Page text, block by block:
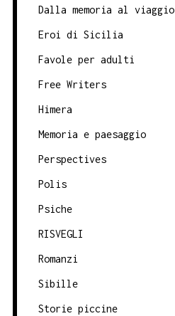
Dalla memoria al viaggio
Eroi di Sicilia
Favole per adulti
Free Writers
Himera
Memoria e paesaggio
Perspectives
Polis
Psiche
RISVEGLI
Romanzi
Sibille
Storie piccine